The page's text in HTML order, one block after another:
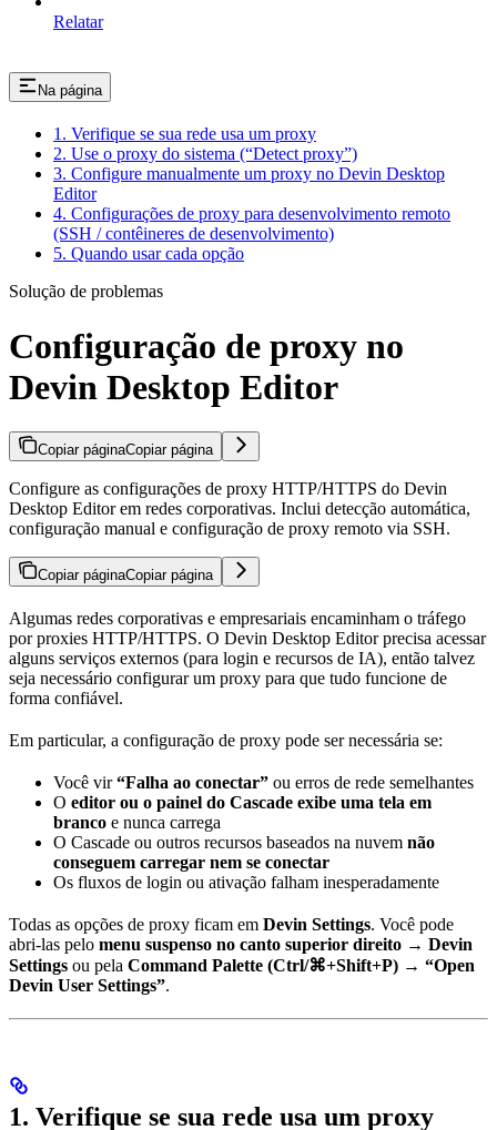
Relatar
Na página
1. Verifique se sua rede usa um proxy
2. Use o proxy do sistema (“Detect proxy”)
3. Configure manualmente um proxy no Devin Desktop
Editor
4. Configurações de proxy para desenvolvimento remoto
(SSH / contêineres de desenvolvimento)
5. Quando usar cada opção
Solução de problemas
Configuração de proxy no
Devin Desktop Editor
Copiar páginaCopiar página
Configure as configurações de proxy HTTP/HTTPS do Devin
Desktop Editor em redes corporativas. Inclui detecção automática,
configuração manual e configuração de proxy remoto via SSH.
Copiar páginaCopiar página
Algumas redes corporativas e empresariais encaminham o tráfego
por proxies HTTP/HTTPS. O Devin Desktop Editor precisa acessar
alguns serviços externos (para login e recursos de IA), então talvez
seja necessário configurar um proxy para que tudo funcione de
forma confiável.
Em particular, a configuração de proxy pode ser necessária se:
Você vir“Falha ao conectar” ou erros de rede semelhantes
O editor ou o painel do Cascade exibe uma tela em
branco e nunca carrega
O Cascade ou outros recursos baseados na nuvem não
conseguem carregar nem se conectar
Os fluxos de login ou ativação falham inesperadamente
Todas as opções de proxy ficam em Devin Settings. Você pode
abri-las pelo menu suspenso no canto superior direito → Devin
Settings ou pela Command Palette (Ctrl/⌘+Shift+P) → “Open
Devin User Settings”.
1. Verifique se sua rede usa um proxy